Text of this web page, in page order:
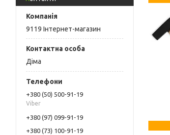
9119 Інтернет-магазин
Діма
+380 (50) 500-91-19
Viber
+380 (97) 099-91-19
+380 (73) 100-91-19